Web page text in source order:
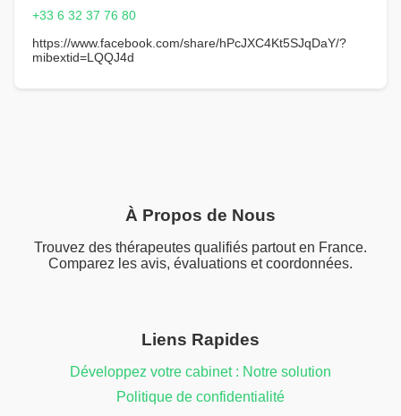
+33 6 32 37 76 80
https://www.facebook.com/share/hPcJXC4Kt5SJqDaY/?
mibextid=LQQJ4d
À Propos de Nous
Trouvez des thérapeutes qualifiés partout en France.
Comparez les avis, évaluations et coordonnées.
Liens Rapides
Développez votre cabinet : Notre solution
Politique de confidentialité